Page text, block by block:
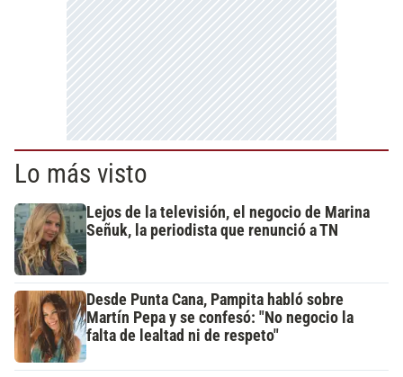
Lo más visto
Lejos de la televisión, el negocio de Marina
Señuk, la periodista que renunció a TN
Desde Punta Cana, Pampita habló sobre
Martín Pepa y se confesó: "No negocio la
falta de lealtad ni de respeto"